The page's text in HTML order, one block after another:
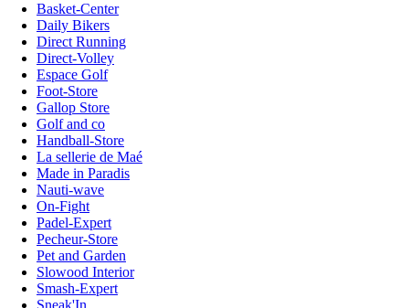
Basket-Center
Daily Bikers
Direct Running
Direct-Volley
Espace Golf
Foot-Store
Gallop Store
Golf and co
Handball-Store
La sellerie de Maé
Made in Paradis
Nauti-wave
On-Fight
Padel-Expert
Pecheur-Store
Pet and Garden
Slowood Interior
Smash-Expert